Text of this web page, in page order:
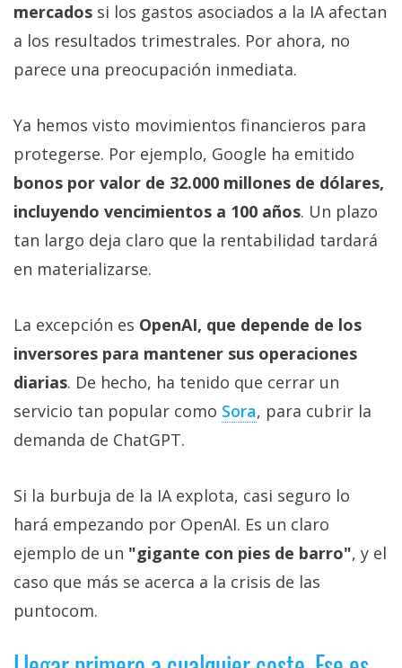
mercados si los gastos asociados a la IA afectan
a los resultados trimestrales. Por ahora, no
parece una preocupación inmediata.
Ya hemos visto movimientos financieros para
protegerse. Por ejemplo, Google ha emitido
bonos por valor de 32.000 millones de dólares,
incluyendo vencimientos a 100 años. Un plazo
tan largo deja claro que la rentabilidad tardará
en materializarse.
La excepción es OpenAI, que depende de los
inversores para mantener sus operaciones
diarias. De hecho, ha tenido que cerrar un
servicio tan popular como Sora‎, para cubrir la
demanda de ChatGPT.
Si la burbuja de la IA explota, casi seguro lo
hará empezando por OpenAI. Es un claro
ejemplo de un "gigante con pies de barro", y el
caso que más se acerca a la crisis de las
puntocom.